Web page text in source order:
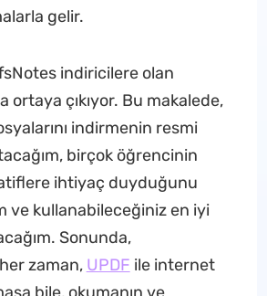
gelir.
indiricilere olan
ortaya çıkıyor. Bu makalede,
indirmenin resmi
birçok öğrencinin
ihtiyaç duyduğunu
ve kullanabileceğiniz en iyi
Sonunda,
zaman, UPDF ile internet